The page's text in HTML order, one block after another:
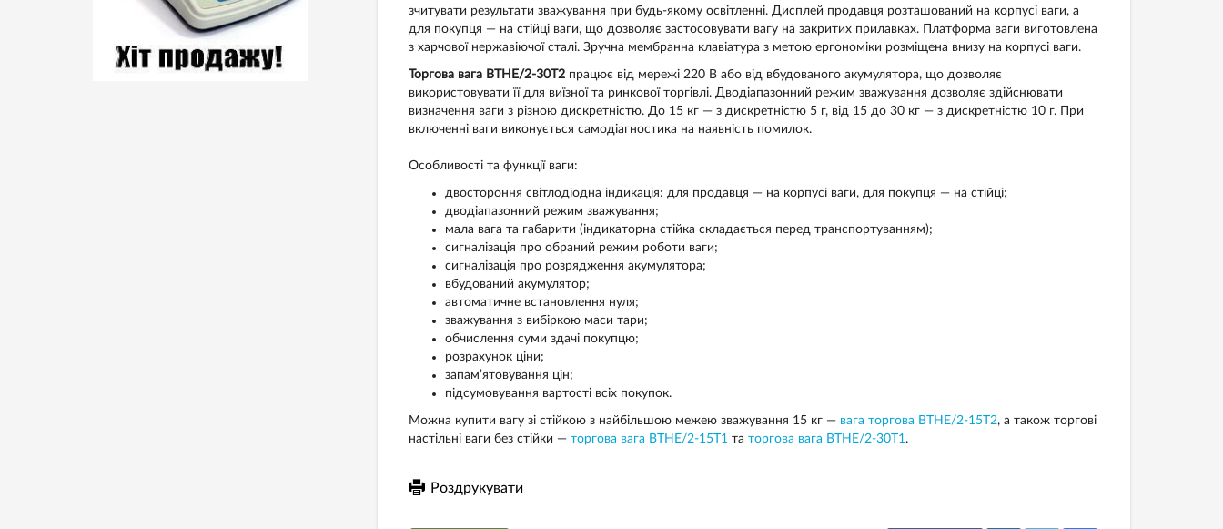
зчитувати результати зважування при будь-якому освітленні. Дисплей продавця розташований на корпусі ваги, а
для покупця — на стійці ваги, що дозволяє застосовувати вагу на закритих прилавках. Платформа ваги виготовлена
з харчової нержавіючої сталі. Зручна мембранна клавіатура з метою ергономіки розміщена внизу на корпусі ваги.
Торгова вага ВТНЕ/2-30Т2працює від мережі 220 В або від вбудованого акумулятора, що дозволяє
використовувати її для виїзної та ринкової торгівлі. Дводіапазонний режим зважування дозволяє здійснювати
визначення ваги з різною дискретністю. До 15 кг — з дискретністю 5 г, від 15 до 30 кг — з дискретністю 10 г. При
включенні ваги виконується самодіагностика на наявність помилок.
Особливості та функції ваги:
двостороння світлодіодна індикація: для продавця — на корпусі ваги, для покупця — на стійці;
дводіапазонний режим зважування;
мала вага та габарити (індикаторна стійка складається перед транспортуванням);
сигналізація про обраний режим роботи ваги;
сигналізація про розрядження акумулятора;
вбудований акумулятор;
автоматичне встановлення нуля;
зважування з вибіркою маси тари;
обчислення суми здачі покупцю;
розрахунок ціни;
запам’ятовування цін;
підсумовування вартості всіх покупок.
Можна купити вагу зі стійкою з найбільшою межею зважування 15 кг — вага торгова ВТНЕ/2-15Т2, а також торгові
настільні ваги без стійки — торгова вага ВТНЕ/2-15Т1та торгова вага ВТНЕ/2-30Т1.
Роздрукувати